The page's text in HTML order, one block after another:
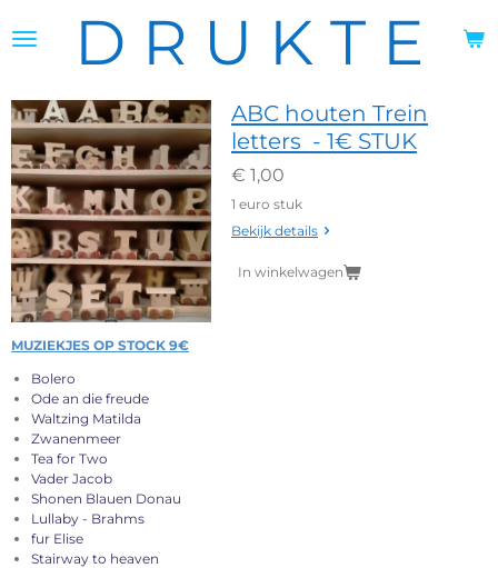
direct
hoofdinhoud
D R U K T E
ABC houten Trein
letters - 1€ STUK
€ 1,00
1 euro stuk
Bekijk details
In winkelwagen
MUZIEKJES OP STOCK 9€
Bolero
Ode an die freude
Waltzing Matilda
Zwanenmeer
Tea for Two
Vader Jacob
Shonen Blauen Donau
Lullaby - Brahms
fur Elise
Stairway to heaven